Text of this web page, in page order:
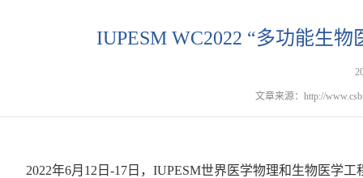
IUPESM WC2022 “多功能生
文章来源：http://
2022年6月12日-17日，IUPESM世界医学物理和生物医学工